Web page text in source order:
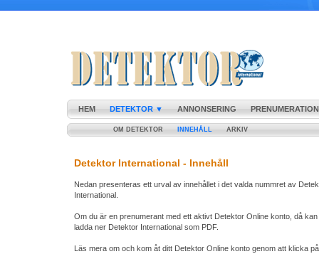
HEM DETEKTOR ▼ ANNONSERING PRENUMERATION
OM DETEKTOR INNEHÅLL ARKIV
Detektor International - Innehåll
Nedan presenteras ett urval av innehållet i det valda nummret av
International.
Om du är en prenumerant med ett aktivt Detektor Online konto, då kan
ladda ner Detektor International som PDF.
Läs mera om och kom åt ditt Detektor Online konto genom att klicka